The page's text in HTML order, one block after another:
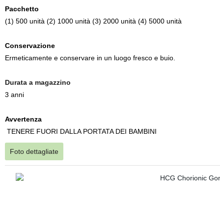
Pacchetto
(1) 500 unità (2) 1000 unità (3) 2000 unità (4) 5000 unità
Conservazione
Ermeticamente e conservare in un luogo fresco e buio.
Durata a magazzino
3 anni
Avvertenza
TENERE FUORI DALLA PORTATA DEI BAMBINI
Foto dettagliate